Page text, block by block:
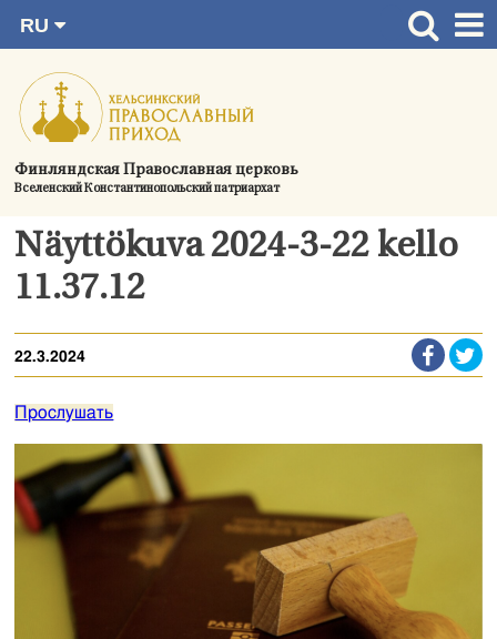
содержимому
Финляндская Православная церковь
Вселенский Константинопольский патриархат
RU
SV
EN
UA
Главная страница
Актуальное
Україна
О приходе
Контактная информация
Näyttökuva 2024-3-22 kello
11.37.12
22.3.2024
Прослушать